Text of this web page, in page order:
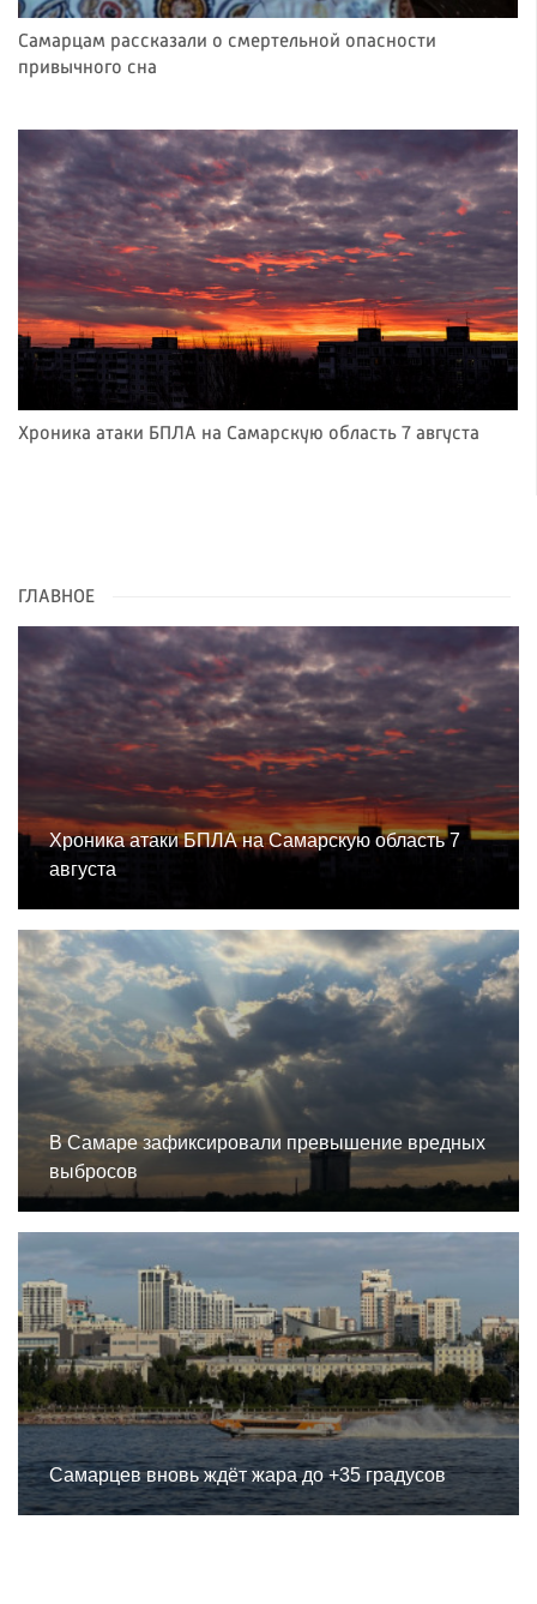
Самарцам рассказали о смертельной опасности
привычного сна
Хроника атаки БПЛА на Самарскую область 7 августа
ГЛАВНОЕ
Хроника атаки БПЛА на Самарскую область 7
августа
В Самаре зафиксировали превышение вредных
выбросов
Самарцев вновь ждёт жара до +35 градусов